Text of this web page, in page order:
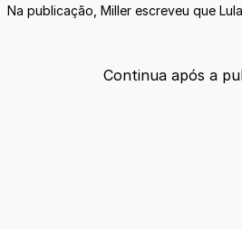
Na publicação, Miller escreveu que
Continua após a